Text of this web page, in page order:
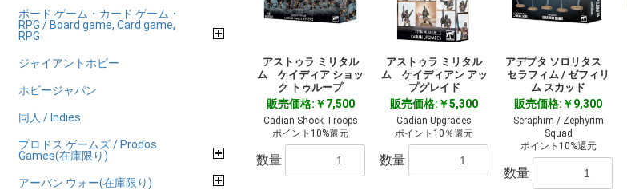
ボード ゲーム・カード ゲーム・
RPG / Board game, Card game,
RPG
ジャイアントホビー
ホビージャパン
同人 / Indies
プロドス ゲームズ / Prodos
Games(在庫限り)
アーバン ウォー(在庫限り)
アストゥラ ミリタル
ム ケイディア ショッ
ク トゥループ
販売価格:￥7,500
Cadian Shock Troops
ポイント10%還元
数量
アストゥラ ミリタル
ム ケイディアン アッ
プグレイド
販売価格:￥5,300
Cadian Upgrades
ポイント10％還元
数量
アデプタ ソロリタス
セラフィム / ゼフィリ
ム スカッド
販売価格:￥9,300
Seraphim / Zephyrim
Squad
ポイント10%還元
数量